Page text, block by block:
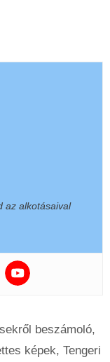
az alkotásaival
beszámoló,
képek, Tengeri